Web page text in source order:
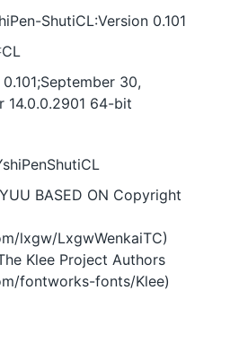
ShutiCL:Version 0.101
30,
14.0.0.2901 64-bit
BASED ON Copyright
lxgw/LxgwWenkaiTC)
Klee Project Authors
fontworks-fonts/Klee)